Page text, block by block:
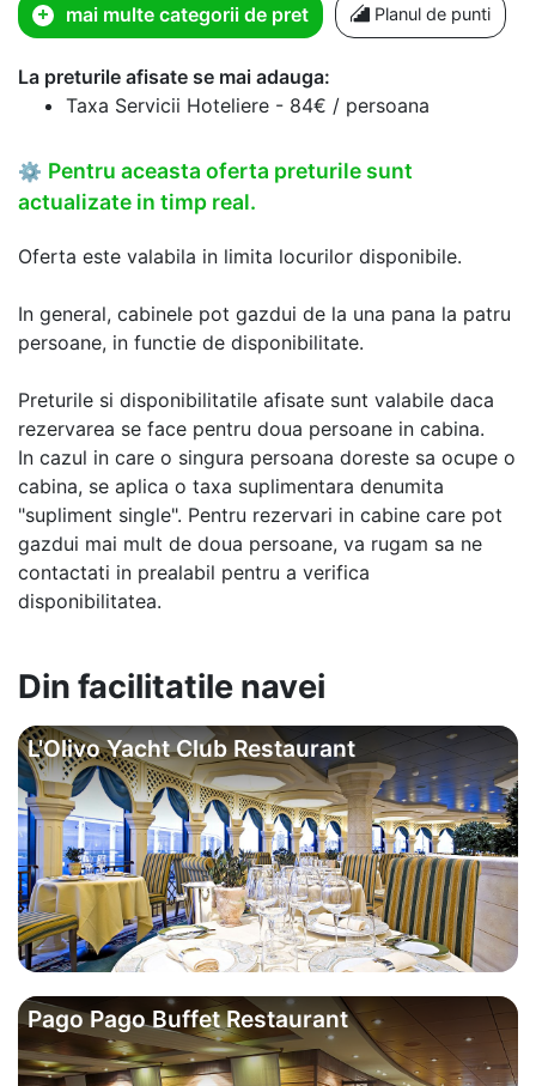
mai multe categorii de pret Planul de punti
La preturile afisate se mai adauga:
Taxa Servicii Hoteliere - 84€ / persoana
⚙ Pentru aceasta oferta preturile sunt
actualizate in timp real.
Oferta este valabila in limita locurilor disponibile.
In general, cabinele pot gazdui de la una pana la patru
persoane, in functie de disponibilitate.
Preturile si disponibilitatile afisate sunt valabile daca
rezervarea se face pentru doua persoane in cabina.
In cazul in care o singura persoana doreste sa ocupe o
cabina, se aplica o taxa suplimentara denumita
"supliment single". Pentru rezervari in cabine care pot
gazdui mai mult de doua persoane, va rugam sa ne
contactati in prealabil pentru a verifica
disponibilitatea.
Din facilitatile navei
L'Olivo Yacht Club Restaurant
Pago Pago Buffet Restaurant